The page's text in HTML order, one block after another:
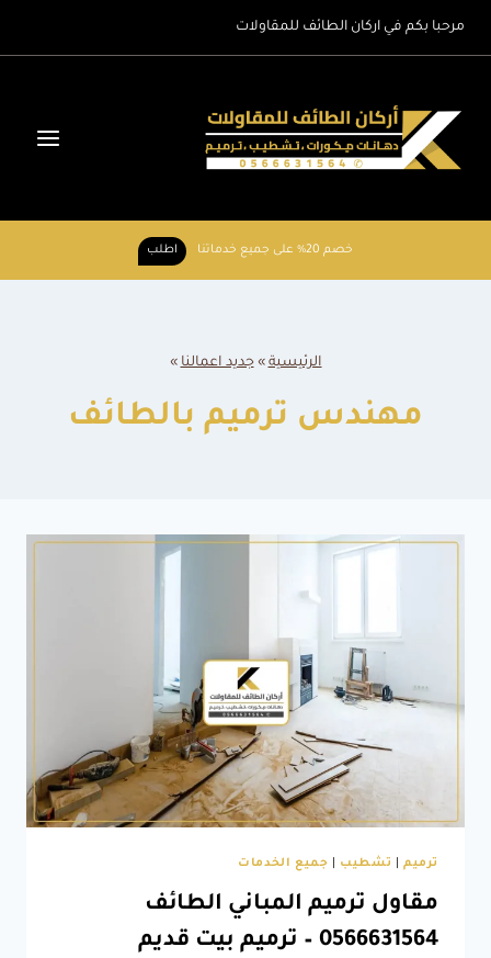
مرحبا بكم في اركان الطائف للمقاولات
خصم 20% على جميع خدماتنا اطلب
الرئيسية »جديد اعمالنا »
مهندس ترميم بالطائف
ترميم| تشطيب جميع الخدمات
مقاول ترميم المباني الطائف
0566631564 – ترميم بيت قديم